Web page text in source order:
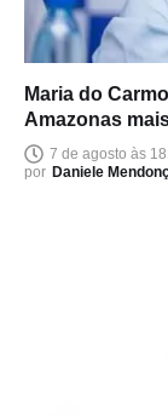
Maria do
Amazonas
milhões
7 de agosto às
por Daniele